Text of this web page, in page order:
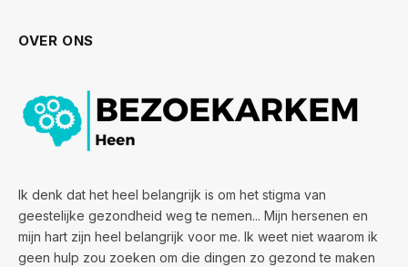
OVER ONS
Ik denk dat het heel belangrijk is om het stigma van
geestelijke gezondheid weg te nemen... Mijn hersenen en
mijn hart zijn heel belangrijk voor me. Ik weet niet waarom ik
geen hulp zou zoeken om die dingen zo gezond te maken